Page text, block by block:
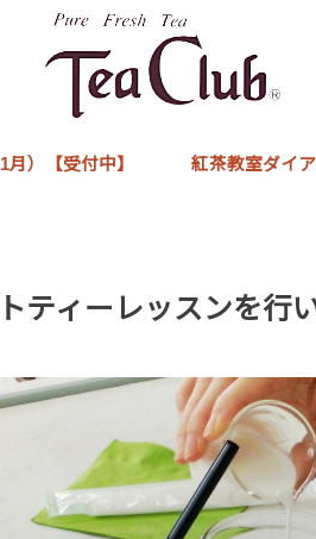
）【受付中】 紅茶教室ダイ
ティーレッスンを行